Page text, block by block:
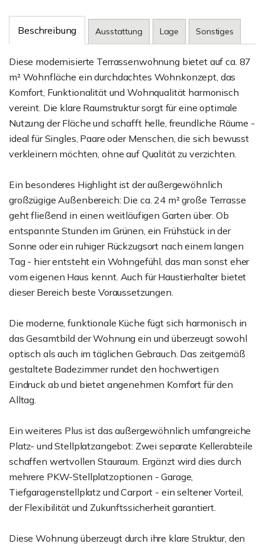
Beschreibung Ausstattung Lage Sonstiges
Diese modernisierte Terrassenwohnung bietet auf ca. 87
m² Wohnfläche ein durchdachtes Wohnkonzept, das
Komfort, Funktionalität und Wohnqualität harmonisch
vereint. Die klare Raumstruktur sorgt für eine optimale
Nutzung der Fläche und schafft helle, freundliche Räume -
ideal für Singles, Paare oder Menschen, die sich bewusst
verkleinern möchten, ohne auf Qualität zu verzichten.
Ein besonderes Highlight ist der außergewöhnlich
großzügige Außenbereich: Die ca. 24 m² große Terrasse
geht fließend in einen weitläufigen Garten über. Ob
entspannte Stunden im Grünen, ein Frühstück in der
Sonne oder ein ruhiger Rückzugsort nach einem langen
Tag - hier entsteht ein Wohngefühl, das man sonst eher
vom eigenen Haus kennt. Auch für Haustierhalter bietet
dieser Bereich beste Voraussetzungen.
Die moderne, funktionale Küche fügt sich harmonisch in
das Gesamtbild der Wohnung ein und überzeugt sowohl
optisch als auch im täglichen Gebrauch. Das zeitgemäß
gestaltete Badezimmer rundet den hochwertigen
Eindruck ab und bietet angenehmen Komfort für den
Alltag.
Ein weiteres Plus ist das außergewöhnlich umfangreiche
Platz- und Stellplatzangebot: Zwei separate Kellerabteile
schaffen wertvollen Stauraum. Ergänzt wird dies durch
mehrere PKW-Stellplatzoptionen - Garage,
Tiefgaragenstellplatz und Carport - ein seltener Vorteil,
der Flexibilität und Zukunftssicherheit garantiert.
Diese Wohnung überzeugt durch ihre klare Struktur, den